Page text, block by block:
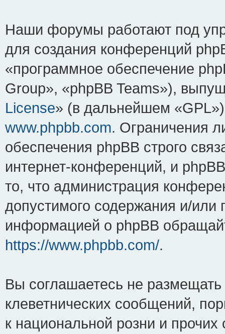
Наши форумы работают под
для создания конференций
«программное обеспечение
Group», «phpBB Teams»),
License» (в дальнейшем
www.phpbb.com. Ограничения
обеспечения phpBB строго
интернет-конференций, и
то, что администрация
допустимого содержания и/или
информацией о phpBB
https://www.phpbb.com/.
Вы соглашаетесь не
клеветнических сообщений,
к национальной розни и